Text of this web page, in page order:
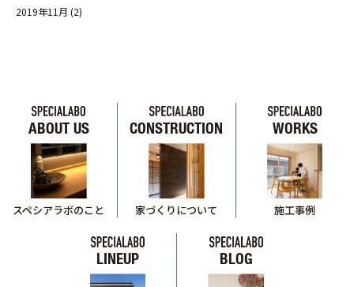
2019年11月 (2)
ABOUT US
スペシアラボのこと
CONSTRUCTION
家づくりについて
WORKS
施工事例
LINEUP BLOG